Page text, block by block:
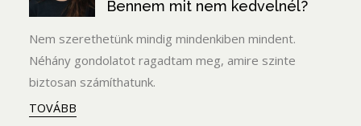
Bennem mit nem kedvelnél?
Nem szerethetünk mindig mindenkiben mindent.
Néhány gondolatot ragadtam meg, amire szinte
biztosan számíthatunk.
TOVÁBB